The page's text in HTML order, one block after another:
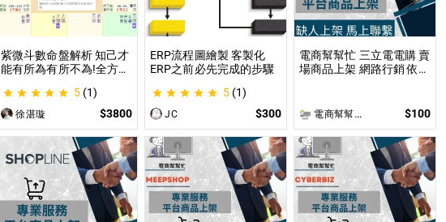
紫微斗數命盤解析 知己才
能有所為有所不為!全方位
5 (1)
徐湛璇 $3800
ERP流程圖繪製 客製化
ERP之前必先完成的步驟
5 (1)
JC $300
電商幫幫忙 三立電電購 賣
場商品上架 網路行銷 依照
電商幫幫忙(電商平台代營運/電商上架/運營策略/網路行銷) $100